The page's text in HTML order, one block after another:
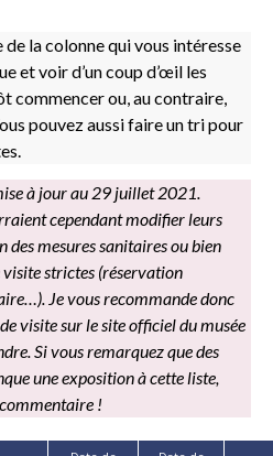
la colonne qui vous intéresse
et voir d’un coup d’œil les
commencer ou, au contraire,
pouvez aussi faire un tri pour
à jour au 29 juillet 2021.
cependant modifier leurs
des mesures sanitaires ou bien
visite strictes (réservation
Je vous recommande donc
visite sur le site officiel du musée
Si vous remarquez que des
une exposition à cette liste,
commentaire !